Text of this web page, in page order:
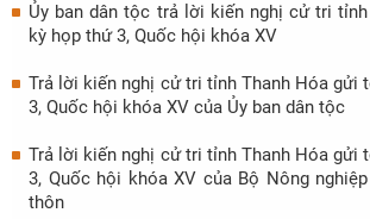
Ủy ban dân tộc trả lời kiến nghị cử tri
kỳ họp thứ 3, Quốc hội khóa XV
Trả lời kiến nghị cử tri tỉnh Thanh Hóa gửi
3, Quốc hội khóa XV của Ủy ban dân tộc
Trả lời kiến nghị cử tri tỉnh Thanh Hóa gửi
3, Quốc hội khóa XV của Bộ Nông
thôn